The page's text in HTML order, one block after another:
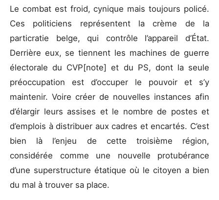
Le combat est froid, cynique mais toujours policé.
Ces politiciens représentent la crème de la
particratie belge, qui contrôle l’appareil d’État.
Derrière eux, se tiennent les machines de guerre
électorale du CVP[note] et du PS, dont la seule
préoccupation est d’occuper le pouvoir et s’y
maintenir. Voire créer de nouvelles instances afin
d’élargir leurs assises et le nombre de postes et
d’emplois à distribuer aux cadres et encartés. C’est
bien là l’enjeu de cette troisième région,
considérée comme une nouvelle protubérance
d’une superstructure étatique où le citoyen a bien
du mal à trouver sa place.